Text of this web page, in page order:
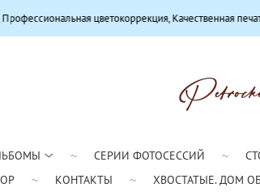
СЕРИИ ФОТОСЕССИЙ
КОНТАКТЫ ХВОСТАТЫЕ. ДОМ
Качественная печать, Премиум-